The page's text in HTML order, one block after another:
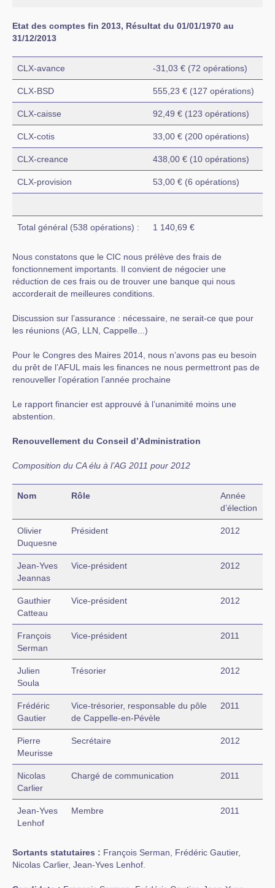
Etat des comptes fin 2013, Résultat du 01/01/1970 au
31/12/2013
CLX-avance -31,03 € (72 opérations)
CLX-BSD 555,23 € (127 opérations)
CLX-caisse 92,49 € (123 opérations)
CLX-cotis 33,00 € (200 opérations)
CLX-creance 438,00 € (10 opérations)
CLX-provision 53,00 € (6 opérations)
Total général (538 opérations) : 1 140,69 €
Nous constatons que le CIC nous prélève des frais de
fonctionnement importants. Il convient de négocier une
réduction de ces frais ou de trouver une banque qui nous
accorderait de meilleures conditions.
Discussion sur l’assurance : nécessaire, ne serait-ce que pour
les réunions (AG, LLN, Cappelle...)
Pour le Congres des Maires 2014, nous n’avons pas eu besoin
du prêt de l’AFUL mais les finances ne nous permettront pas de
renouveller l’opération l’année prochaine
Le rapport financier est approuvé à l’unanimité moins une
abstention.
Renouvellement du Conseil d’Administration
Composition du CA élu à l’AG 2011 pour 2012
Nom Rôle
Année
d’élection
Olivier
Duquesne
Président 2012
Jean-Yves
Jeannas
Vice-président 2012
Gauthier
Catteau
Vice-président 2012
François
Serman
Vice-président 2011
Julien
Soula
Trésorier 2012
Frédéric
Gautier
Vice-trésorier, responsable du pôle
de Cappelle-en-Pévèle
2011
Pierre
Meurisse
Secrétaire 2012
Nicolas
Carlier
Chargé de communication 2011
Jean-Yves
Lenhof
Membre 2011
Sortants statutaires : François Serman, Frédéric Gautier,
Nicolas Carlier, Jean-Yves Lenhof.